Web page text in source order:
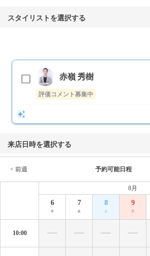
スタイリストを選択する
赤嶺 秀樹
評価コメント募集中
来店日時を選択する
< 前週 予約可能日程
8月
6
木
7
金
8
土
9
日
10:00